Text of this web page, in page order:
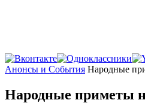
Главная
Анонсы и События Народные
Народные приметы